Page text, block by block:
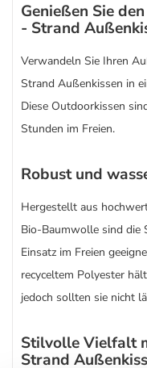
Genießen Sie
- Strand
Verwandeln Sie Ihren
Strand Außenkissen in
Diese Outdoorkissen
Stunden im Freien.
Robust und
Hergestellt aus
Bio-Baumwolle sind die
Einsatz im Freien
recyceltem Polyester
jedoch sollten sie nicht
Stilvolle Vielfalt
Strand